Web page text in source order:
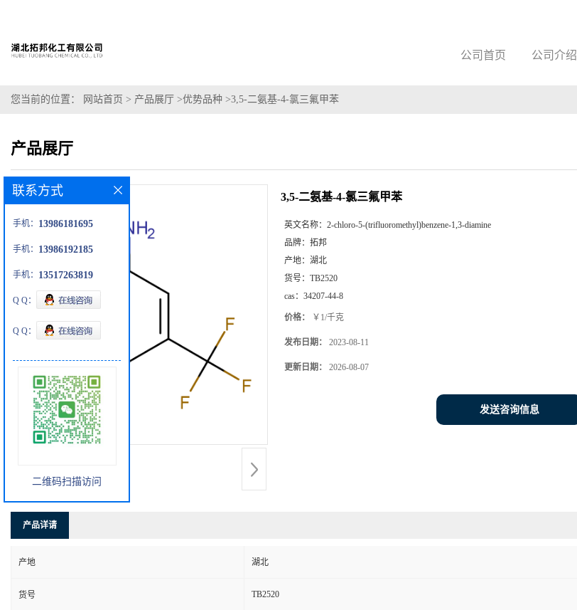
公司首页 公司介绍
您当前的位置： 网站首页 > 产品展厅 >优势品种 >3,5-二氨基-4-氯三氟甲苯
产品展厅
3,5-二氨基-4-氯三氟甲苯
英文名称： 2-chloro-5-(trifluoromethyl)benzene-1,3-diamine
品牌： 拓邦
产地： 湖北
货号： TB2520
cas： 34207-44-8
价格： ￥1/千克
发布日期： 2023-08-11
更新日期： 2026-08-07
发送咨询信息
产品详请
产地 湖北
货号 TB2520
联系方式
手机： 13986181695
手机： 13986192185
手机： 13517263819
Q Q：
Q Q：
二维码扫描访问